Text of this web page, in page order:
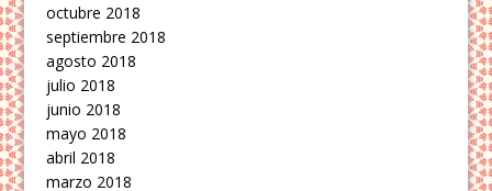
octubre 2018
septiembre 2018
agosto 2018
julio 2018
junio 2018
mayo 2018
abril 2018
marzo 2018